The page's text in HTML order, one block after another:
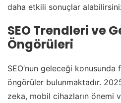
daha etkili sonuçlar
SEO Trendleri ve
Öngörüleri
SEO’nun geleceği konusunda
öngörüler bulunmaktadır.
zeka, mobil cihazların önemi